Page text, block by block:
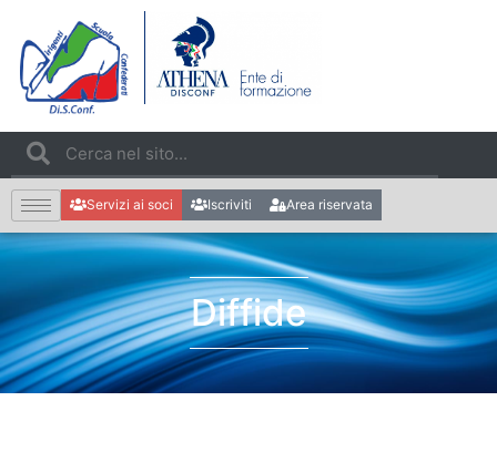
Servizi ai soci Iscriviti Area riservata
Diffide